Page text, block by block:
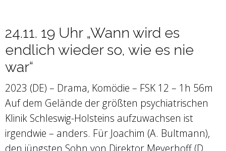
24.11. 19 Uhr „Wann wird es
endlich wieder so, wie es nie
war“
2023 (DE) – Drama, Komödie – FSK 12 – 1h 56m
Auf dem Gelände der größten psychiatrischen
Klinik Schleswig-Holsteins aufzuwachsen ist
irgendwie – anders. Für Joachim (A. Bultmann),
den jüngsten Sohn von Direktor Meyerhoff (D.